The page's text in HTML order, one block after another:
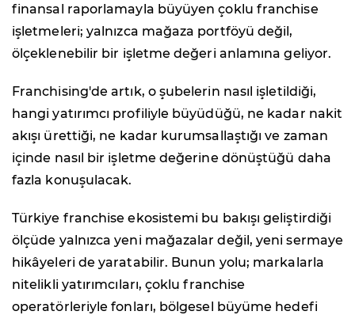
finansal raporlamayla büyüyen çoklu franchise
işletmeleri; yalnızca mağaza portföyü değil,
ölçeklenebilir bir işletme değeri anlamına geliyor.
Franchising'de artık, o şubelerin nasıl işletildiği,
hangi yatırımcı profiliyle büyüdüğü, ne kadar nakit
akışı ürettiği, ne kadar kurumsallaştığı ve zaman
içinde nasıl bir işletme değerine dönüştüğü daha
fazla konuşulacak.
Türkiye franchise ekosistemi bu bakışı geliştirdiği
ölçüde yalnızca yeni mağazalar değil, yeni sermaye
hikâyeleri de yaratabilir. Bunun yolu; markalarla
nitelikli yatırımcıları, çoklu franchise
operatörleriyle fonları, bölgesel büyüme hedefi